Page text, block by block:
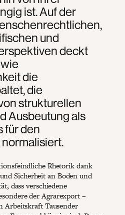
ist. Auf der
und
deckt
die
die
strukturellen
Ausbeutung als
für den
Rhetorik dank
Sicherheit an Boden und
dass verschiedene
der Agrarexport –
Arbeitskraft Tausender